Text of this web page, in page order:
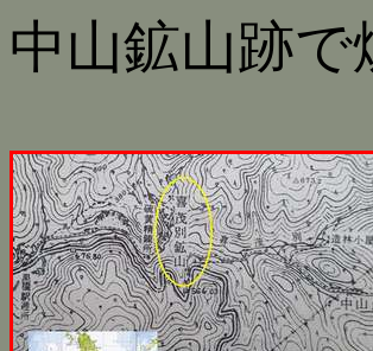
中山鉱山跡で